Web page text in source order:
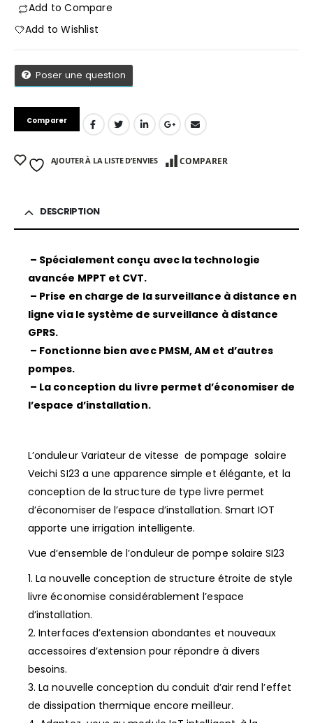
Add to Compare
Add to Wishlist
Poser une question
Comparer
AJOUTER À LA LISTE D’ENVIES COMPARER
DESCRIPTION
– Spécialement conçu avec la technologie
avancée MPPT et CVT.
– Prise en charge de la surveillance à distance en
ligne via le système de surveillance à distance
GPRS.
– Fonctionne bien avec PMSM, AM et d’autres
pompes.
– La conception du livre permet d’économiser de
l’espace d’installation.
L’onduleur Variateur de vitesse de pompage solaire
Veichi SI23 a une apparence simple et élégante, et la
conception de la structure de type livre permet
d’économiser de l’espace d’installation. Smart IOT
apporte une irrigation intelligente.
Vue d’ensemble de l’onduleur de pompe solaire SI23
1. La nouvelle conception de structure étroite de style
livre économise considérablement l’espace
d’installation.
2. Interfaces d’extension abondantes et nouveaux
accessoires d’extension pour répondre à divers
besoins.
3. La nouvelle conception du conduit d’air rend l’effet
de dissipation thermique encore meilleur.